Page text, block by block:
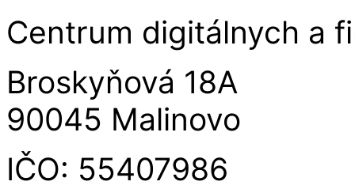
Centrum digitálnych a
Broskyňová 18A
90045 Malinovo
IČO: 55407986